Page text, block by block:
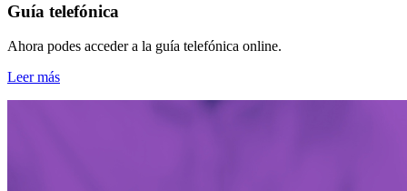
Guía telefónica
Ahora podes acceder a la guía telefónica online.
Leer más